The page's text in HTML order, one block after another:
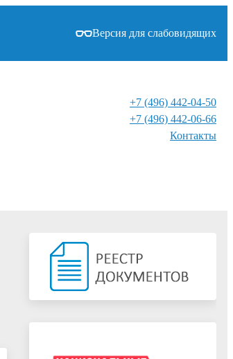
Версия для слабовидящих
+7 (496) 442-04-50
+7 (496) 442-06-66
Контакты⁠